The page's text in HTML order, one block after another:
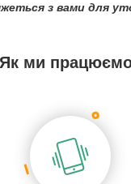
з вами для
Як ми